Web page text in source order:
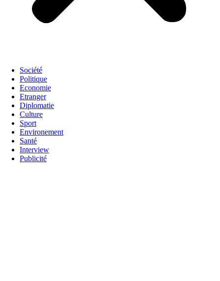
Société
Politique
Economie
Etranger
Diplomatie
Culture
Sport
Environement
Santé
Interview
Publicité